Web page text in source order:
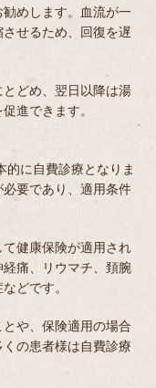
めします。血流が一
せるため、回復を遅
どめ、翌日以降は湯
進できます。
的に自費診療となりま
要であり、適用条件
健康保険が適用され
痛、リウマチ、頚腕
どです。
や、保険適用の場合
の患者様は自費診療